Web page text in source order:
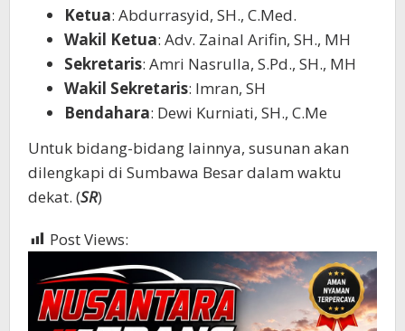
Ketua: Abdurrasyid, SH., C.Med.
Wakil Ketua: Adv. Zainal Arifin, SH., MH
Sekretaris: Amri Nasrulla, S.Pd., SH., MH
Wakil Sekretaris: Imran, SH
Bendahara: Dewi Kurniati, SH., C.Me
Untuk bidang-bidang lainnya, susunan akan
dilengkapi di Sumbawa Besar dalam waktu
dekat. (SR)
Post Views: